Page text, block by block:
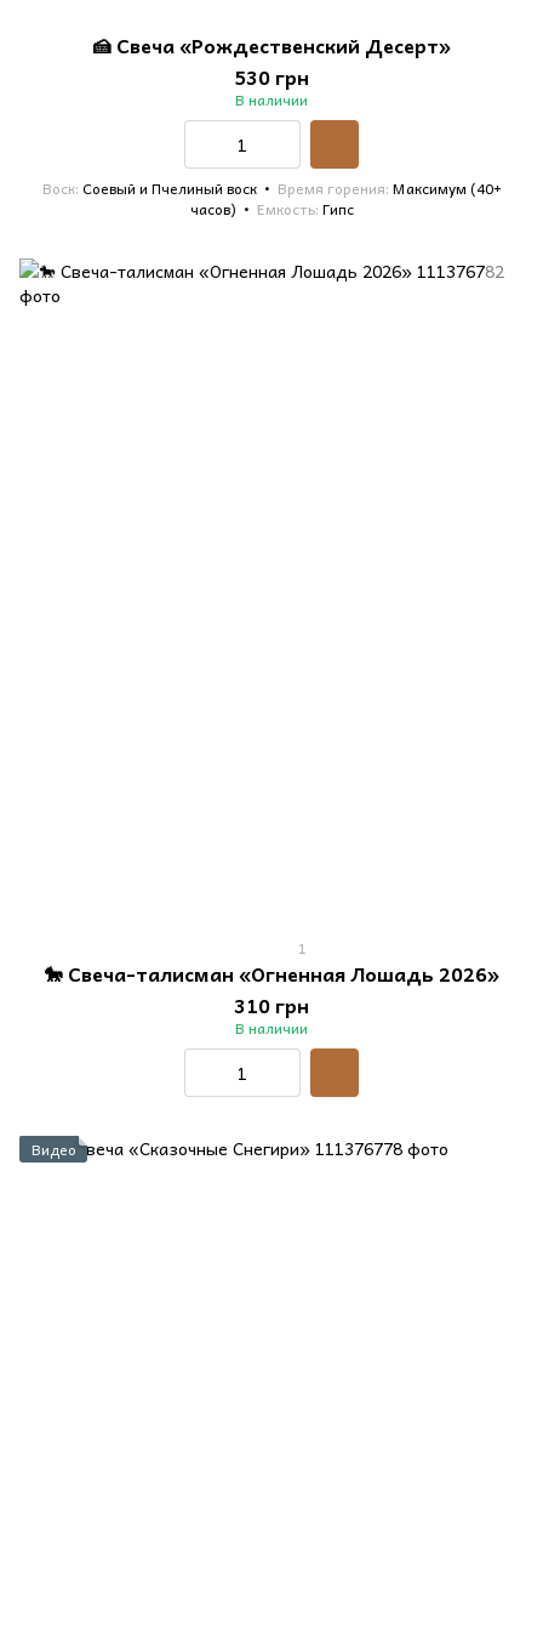
🍰 Свеча «Рождественский Десерт»
530 грн
В наличии
Воск Соевый и Пчелиный воск Время горения Максимум (40+
часов)
Емкость Гипс
1
🐎 Свеча-талисман «Огненная Лошадь 2026»
310 грн
В наличии
Видео